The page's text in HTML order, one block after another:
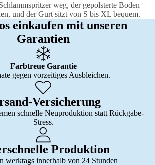
weg, der gepolsterte Boden
und der Gurt sitzt von S bis XL bequem.
einkaufen mit unseren
Garantien
Farbtreue Garantie
gegen vorzeitiges Ausbleichen.
Versicherung
schnelle Neuproduktion statt Rückgabe-
Stress.
Produktion
werktags innerhalb von 24 Stunden